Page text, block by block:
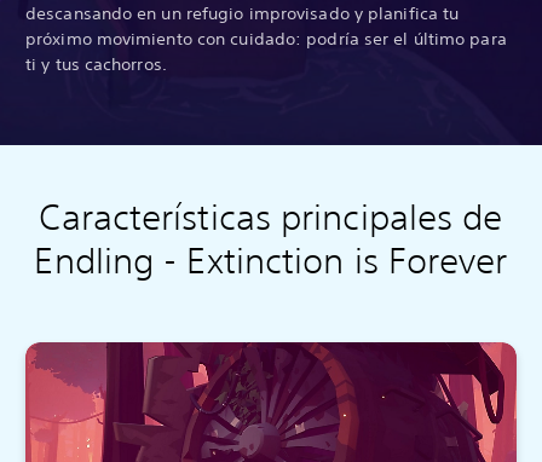
descansando en un refugio improvisado y planifica tu
próximo movimiento con cuidado: podría ser el último para
ti y tus cachorros.
Características principales de
Endling - Extinction is Forever